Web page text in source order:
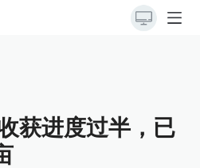
获进度过半，已